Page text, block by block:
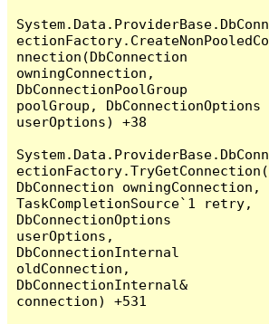
System.Data.ProviderBase.DbConn
ectionFactory.CreateNonPooledCo
nnection(DbConnection
owningConnection,
DbConnectionPoolGroup
poolGroup, DbConnectionOptions
userOptions) +38
System.Data.ProviderBase.DbConn
ectionFactory.TryGetConnection(
DbConnection owningConnection,
TaskCompletionSource`1 retry,
DbConnectionOptions
userOptions,
DbConnectionInternal
oldConnection,
DbConnectionInternal&
connection) +531